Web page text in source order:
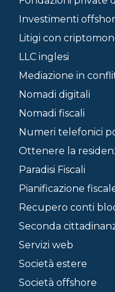
Investimenti
Litigi con
LLC inglesi
Mediazione in
Nomadi digitali
Nomadi fiscali
Numeri telefonici
Ottenere la
Paradisi Fiscali
Pianificazione
Recupero conti
Seconda
Servizi web
Società estere
Società offshore